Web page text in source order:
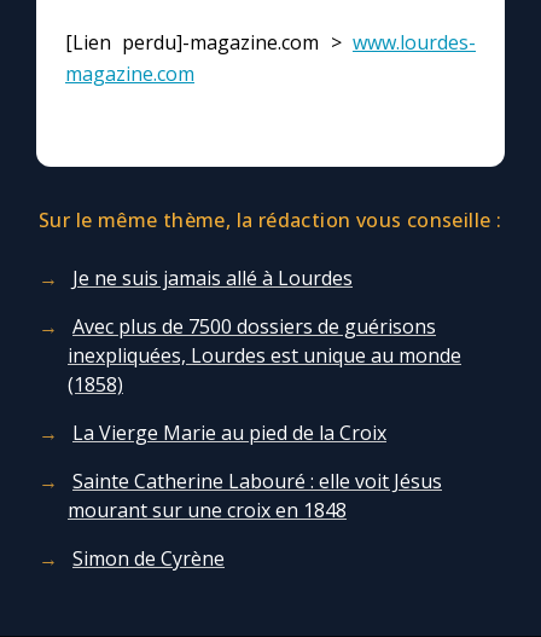
[Lien perdu]-magazine.com > www.lourdes-
magazine.com
Sur le même thème, la rédaction vous conseille :
Je ne suis jamais allé à Lourdes
Avec plus de 7500 dossiers de guérisons
inexpliquées, Lourdes est unique au monde
(1858)
La Vierge Marie au pied de la Croix
Sainte Catherine Labouré : elle voit Jésus
mourant sur une croix en 1848
Simon de Cyrène